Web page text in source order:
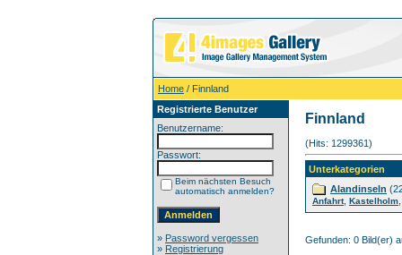
Home / Finnland
Registrierte Benutzer
Benutzername:
Passwort:
Beim nächsten Besuch
automatisch anmelden?
» Password vergessen
» Registrierung
Finnland
(Hits: 1299361)
Unterkategorien
Alandinseln
Anfahrt, Kastelholm
Gefunden: 0 Bild(er)